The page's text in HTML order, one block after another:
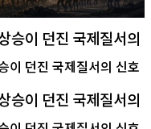
승이 던진 국제질서의
승이 던진 국제질서의